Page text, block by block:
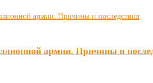
армии. Причины и